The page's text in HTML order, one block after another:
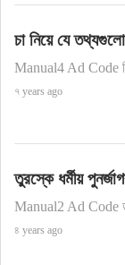
চা নিয়ে যে
Manual4 Ad Code
৭ years ago
তুরস্কে ধর্মীয়
Manual2 Ad Code
৪ years ago